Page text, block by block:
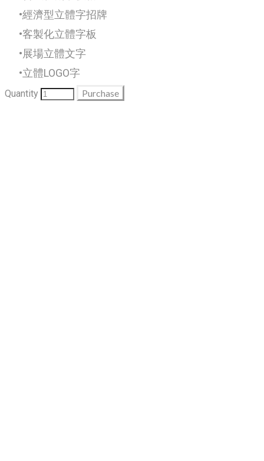
經濟型立體字招牌
客製化立體字板
展場立體文字
立體LOGO字
Quantity Purchase